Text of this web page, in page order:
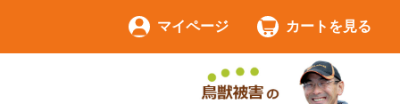
マイページ カートを見る